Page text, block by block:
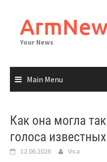
content
Your News
Main Menu
Как она могла
голоса
12.06.2026 Vica